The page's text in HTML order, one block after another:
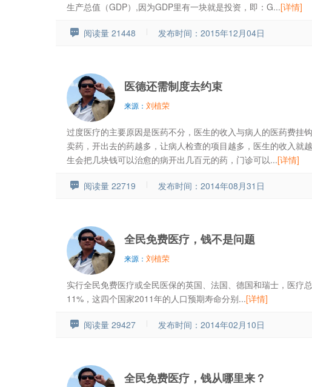
生产总值（GDP）,因为GDP里有一块就是投资，即：G...[详情]
阅读量 21448 发布时间：2015年12月04日
医德还需制度去约束
来源： 刘植荣
过度医疗的主要原因是医药不分，医生的收入与病人的医药费挂
卖药，开出去的药越多，让病人检查的项目越多，医生的收入就
生会把几块钱可以治愈的病开出几百元的药，门诊可以...[详情]
阅读量 22719 发布时间：2014年08月31日
全民免费医疗，钱不是问题
来源： 刘植荣
实行全民免费医疗或全民医保的英国、法国、德国和瑞士，医疗
11%，这四个国家2011年的人口预期寿命分别...[详情]
阅读量 29427 发布时间：2014年02月10日
全民免费医疗，钱从哪里来？